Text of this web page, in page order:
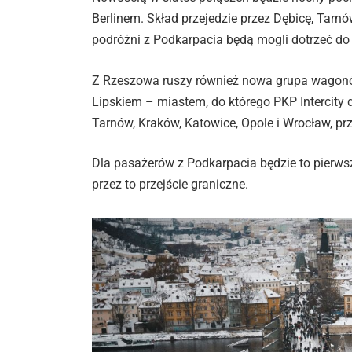
Berlinem. Skład przejedzie przez Dębicę,
podróżni z Podkarpacia będą mogli dotrzeć
Z Rzeszowa ruszy również nowa grupa
Lipskiem – miastem, do którego PKP Intercity
Tarnów, Kraków, Katowice, Opole i Wrocław,
Dla pasażerów z Podkarpacia będzie to
przez to przejście graniczne.